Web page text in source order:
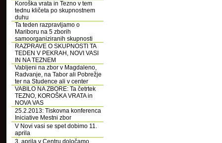
Koroška vrata in Tezno v tem
tednu kličeta po skupnostnem
duhu
Ta teden razpravljamo o
Mariboru na 5 zborih
samoorganiziranih skupnosti
RAZPRAVE O SKUPNOSTI TA
TEDEN V PEKRAH, NOVI VASI
IN NA TEZNEM
Vabljeni na zbor v Magdaleno,
Radvanje, na Tabor ali Pobrežje
ter na Studence ali v center
VABILO NA ZBORE: Ta četrtek
TEZNO, KOROŠKA VRATA in
NOVA VAS
25.2.2013: Tiskovna konferenca
Iniciative Mestni zbor
V Novi vasi se spet dobimo 11.
aprila
3. aprila v Centru določamo